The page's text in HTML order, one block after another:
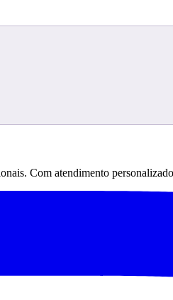
Com atendimento